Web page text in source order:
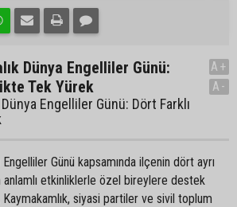
Dünya Engelliler Günü:
Tek Yürek
Dünya Engelliler Günü: Dört Farklı
A+
A-
Engelliler Günü kapsamında ilçenin dört ayrı
anlamlı etkinliklerle özel bireylere destek
siyasi partiler ve sivil toplum